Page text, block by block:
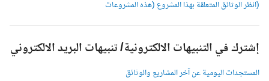
(انظر الوثائق المتعلقة بهذا المشروع (هذه المشروعات
إشترك في التنبيهات الالكترونية/ تنبيهات البريد الالكتروني
المستجدات اليومية عن آخر المشاريع والوثائق